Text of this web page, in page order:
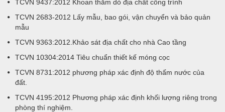
TCVN 9437:2012 Khoan thăm dò địa chất công trình
TCVN 2683-2012 Lấy mẫu, bao gói, vận chuyển và bảo quản
mẫu
TCVN 9363:2012.Khảo sát địa chất cho nhà Cao tầng
TCVN 10304:2014 Tiêu chuẩn thiết kế móng cọc
TCVN 8731:2012 phương pháp xác định độ thấm nước của
đất.
TCVN 4195:2012 Phương pháp xác định khối lượng riêng trong
phòng thí nghiệm.